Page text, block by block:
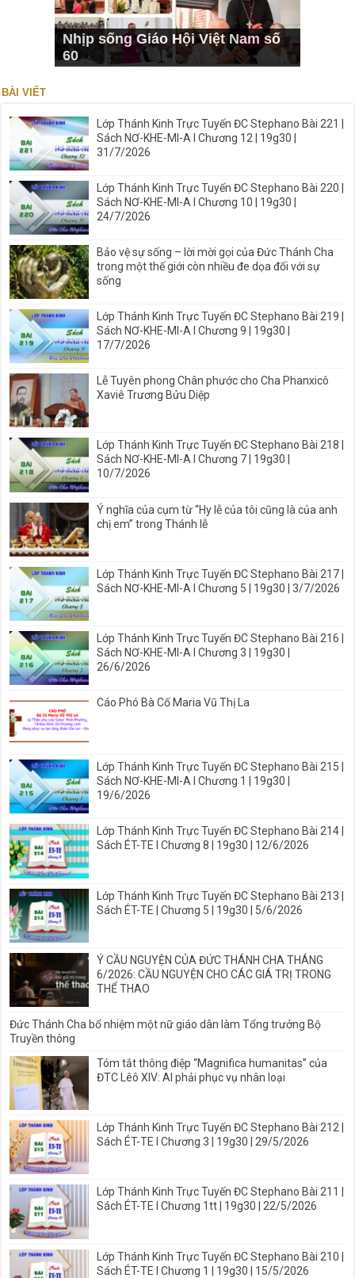
Nhịp sống Giáo Hội Việt Nam số
60
BÀI VIẾT
Lớp Thánh Kinh Trực Tuyến ĐC Stephano Bài 221 |
Sách NƠ-KHE-MI-A I Chương 12 | 19g30 |
31/7/2026
Lớp Thánh Kinh Trực Tuyến ĐC Stephano Bài 220 |
Sách NƠ-KHE-MI-A I Chương 10 | 19g30 |
24/7/2026
Bảo vệ sự sống – lời mời gọi của Đức Thánh Cha
trong một thế giới còn nhiều đe dọa đối với sự
sống
Lớp Thánh Kinh Trực Tuyến ĐC Stephano Bài 219 |
Sách NƠ-KHE-MI-A I Chương 9 | 19g30 |
17/7/2026
Lễ Tuyên phong Chân phước cho Cha Phanxicô
Xaviê Trương Bửu Diệp
Lớp Thánh Kinh Trực Tuyến ĐC Stephano Bài 218 |
Sách NƠ-KHE-MI-A I Chương 7 | 19g30 |
10/7/2026
Ý nghĩa của cụm từ “Hy lễ của tôi cũng là của anh
chị em” trong Thánh lễ
Lớp Thánh Kinh Trực Tuyến ĐC Stephano Bài 217 |
Sách NƠ-KHE-MI-A I Chương 5 | 19g30 | 3/7/2026
Lớp Thánh Kinh Trực Tuyến ĐC Stephano Bài 216 |
Sách NƠ-KHE-MI-A I Chương 3 | 19g30 |
26/6/2026
Cáo Phó Bà Cố Maria Vũ Thị La
Lớp Thánh Kinh Trực Tuyến ĐC Stephano Bài 215 |
Sách NƠ-KHE-MI-A I Chương 1 | 19g30 |
19/6/2026
Lớp Thánh Kinh Trực Tuyến ĐC Stephano Bài 214 |
Sách ÉT-TE I Chương 8 | 19g30 | 12/6/2026
Lớp Thánh Kinh Trực Tuyến ĐC Stephano Bài 213 |
Sách ÉT-TE | Chương 5 | 19g30 | 5/6/2026
Ý CẦU NGUYỆN CỦA ĐỨC THÁNH CHA THÁNG
6/2026: CẦU NGUYỆN CHO CÁC GIÁ TRỊ TRONG
THỂ THAO
Đức Thánh Cha bổ nhiệm một nữ giáo dân làm Tổng trưởng Bộ
Truyền thông
Tóm tắt thông điệp “Magnifica humanitas” của
ĐTC Lêô XIV: AI phải phục vụ nhân loại
Lớp Thánh Kinh Trực Tuyến ĐC Stephano Bài 212 |
Sách ÉT-TE I Chương 3 | 19g30 | 29/5/2026
Lớp Thánh Kinh Trực Tuyến ĐC Stephano Bài 211 |
Sách ÉT-TE I Chương 1tt | 19g30 | 22/5/2026
Lớp Thánh Kinh Trực Tuyến ĐC Stephano Bài 210 |
Sách ÉT-TE I Chương 1 | 19g30 | 15/5/2026